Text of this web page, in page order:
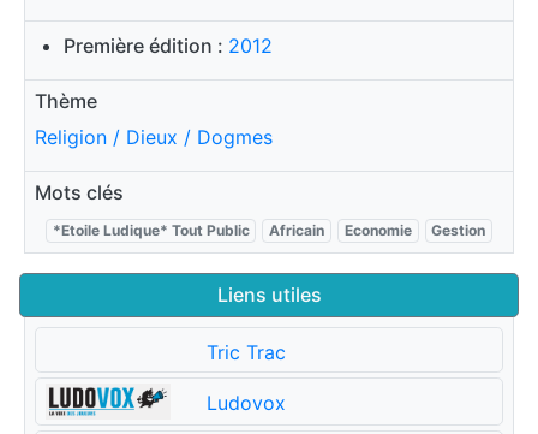
Première édition : 2012
Thème
Religion / Dieux / Dogmes
Mots clés
*Etoile Ludique* Tout Public Africain Economie Gestion
Liens utiles
Tric Trac
Ludovox